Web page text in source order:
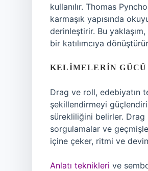
kullanılır. Thomas
karmaşık yapısında
derinleştirir. Bu
bir katılımcıya
KELIMELERIN
Drag ve roll, edebiyatın
şekillendirmeyi
sürekliliğini belirler. Drag
sorgulamalar ve
içine çeker, ritmi ve
Anlatı teknikleri ve